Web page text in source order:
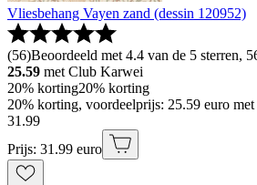
Vliesbehang Vayen zand (dessin 120952)
(56)Beoordeeld met 4.4 van de 5 sterren,
25.59 met Club Karwei
20% korting20% korting
20% korting, voordeelprijs: 25.59 euro
31 .99
Prijs: 31.99 euro